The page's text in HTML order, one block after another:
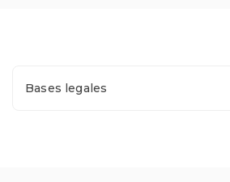
Bases legales